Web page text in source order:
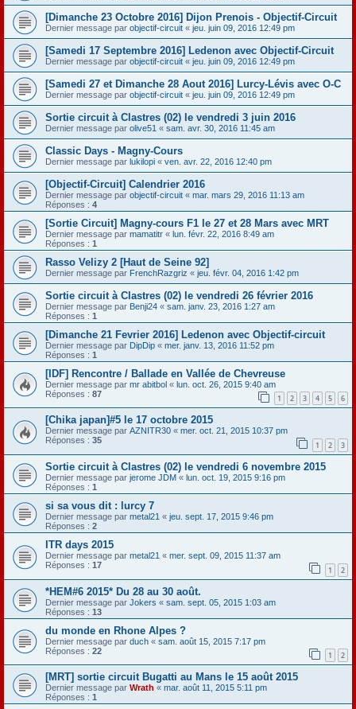
[Dimanche 23 Octobre 2016] Dijon Prenois - Objectif-Circuit
Dernier message par objectif-circuit « jeu. juin 09, 2016 12:49 pm
[Samedi 17 Septembre 2016] Ledenon avec Objectif-Circuit
Dernier message par objectif-circuit « jeu. juin 09, 2016 12:49 pm
[Samedi 27 et Dimanche 28 Aout 2016] Lurcy-Lévis avec O-C
Dernier message par objectif-circuit « jeu. juin 09, 2016 12:49 pm
Sortie circuit à Clastres (02) le vendredi 3 juin 2016
Dernier message par olive51 « sam. avr. 30, 2016 11:45 am
Classic Days - Magny-Cours
Dernier message par lukilopi « ven. avr. 22, 2016 12:40 pm
[Objectif-Circuit] Calendrier 2016
Dernier message par objectif-circuit « mar. mars 29, 2016 11:13 am
Réponses : 4
[Sortie Circuit] Magny-cours F1 le 27 et 28 Mars avec MRT
Dernier message par mamatitr « lun. févr. 22, 2016 8:49 am
Réponses : 1
Rasso Velizy 2 [Haut de Seine 92]
Dernier message par FrenchRazgriz « jeu. févr. 04, 2016 1:42 pm
Sortie circuit à Clastres (02) le vendredi 26 février 2016
Dernier message par Benji24 « sam. janv. 23, 2016 1:27 am
Réponses : 1
[Dimanche 21 Fevrier 2016] Ledenon avec Objectif-circuit
Dernier message par DipDip « mer. janv. 13, 2016 11:52 pm
Réponses : 1
[IDF] Rencontre / Ballade en Vallée de Chevreuse
Dernier message par mr abitbol « lun. oct. 26, 2015 9:40 am
Réponses : 87 1 2 3 4 5 6
[Chika japan]#5 le 17 octobre 2015
Dernier message par AZNITR30 « mer. oct. 21, 2015 10:37 pm
Réponses : 35 1 2 3
Sortie circuit à Clastres (02) le vendredi 6 novembre 2015
Dernier message par jerome JDM « lun. oct. 19, 2015 9:16 pm
Réponses : 1
si sa vous dit : lurcy 7
Dernier message par metal21 « jeu. sept. 17, 2015 9:46 pm
Réponses : 2
ITR days 2015
Dernier message par metal21 « mer. sept. 09, 2015 11:37 am
Réponses : 17 1 2
*HEM#6 2015* Du 28 au 30 août.
Dernier message par Jokers « sam. sept. 05, 2015 1:03 am
Réponses : 13
du monde en Rhone Alpes ?
Dernier message par duch « sam. août 15, 2015 7:17 pm
Réponses : 22 1 2
[MRT] sortie circuit Bugatti au Mans le 15 août 2015
Dernier message par Wrath « mar. août 11, 2015 5:11 pm
Réponses : 1